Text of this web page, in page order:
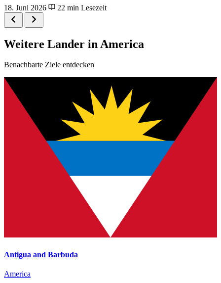
18. Juni 2026
22 min Lesezeit
Weitere Lander in America
Benachbarte Ziele entdecken
Antigua and Barbuda
America